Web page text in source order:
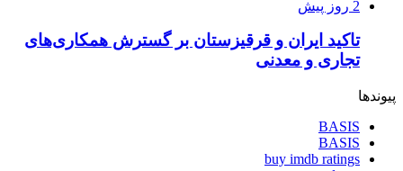
2 روز پیش
تاکید ایران و قرقیزستان بر گسترش همکاری‌های
تجاری و معدنی
پیوندها
BASIS
BASIS
buy imdb ratings